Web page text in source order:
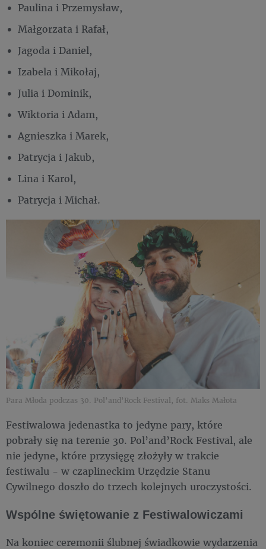
Paulina i Przemysław,
Małgorzata i Rafał,
Jagoda i Daniel,
Izabela i Mikołaj,
Julia i Dominik,
Wiktoria i Adam,
Agnieszka i Marek,
Patrycja i Jakub,
Lina i Karol,
Patrycja i Michał.
Para Młoda podczas 30. Pol’and’Rock Festival, fot. Maks Małota
Festiwalowa jedenastka to jedyne pary, które
pobrały się na terenie 30. Pol’and’Rock Festival, ale
nie jedyne, które przysięgę złożyły w trakcie
festiwalu - w czaplineckim Urzędzie Stanu
Cywilnego doszło do trzech kolejnych uroczystości.
Wspólne świętowanie z Festiwalowiczami
Na koniec ceremonii ślubnej świadkowie wydarzenia